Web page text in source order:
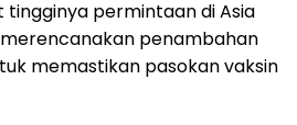
tingginya permintaan di Asia
penambahan
memastikan pasokan vaksin